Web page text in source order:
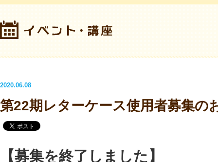
サポセンとは？ サポセンを使う イベント・講座
2020.06.08
第22期レターケース使用者募集の
【募集を終了しました】